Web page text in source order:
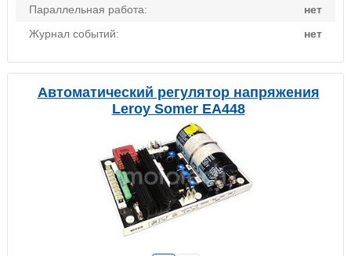
Параллельная работа:
нет
Журнал событий:
нет
Автоматический регулятор напряжения
Leroy Somer EA448